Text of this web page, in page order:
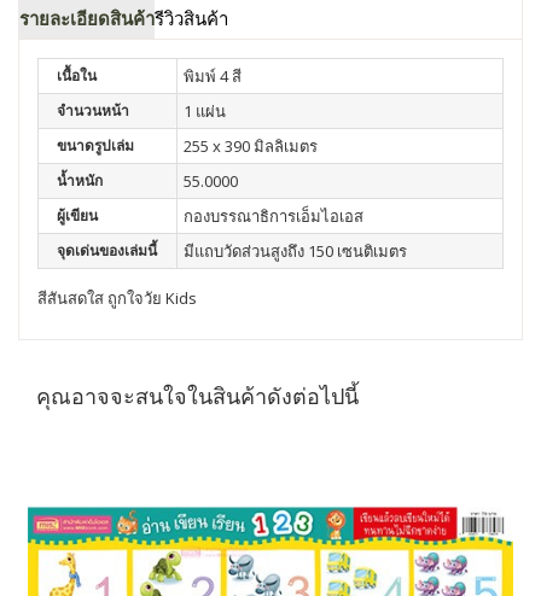
รายละเอียดสินค้ารีวิวสินค้า
เนื้อใน พิมพ์ 4 สี
จำนวนหน้า 1 แผ่น
ขนาดรูปเล่ม 255 x 390 มิลลิเมตร
น้ำหนัก 55.0000
ผู้เขียน กองบรรณาธิการเอ็มไอเอส
จุดเด่นของเล่มนี้ มีแถบวัดส่วนสูงถึง 150 เซนติเมตร
สีสันสดใส ถูกใจวัย Kids
คุณอาจจะสนใจในสินค้าดังต่อไปนี้